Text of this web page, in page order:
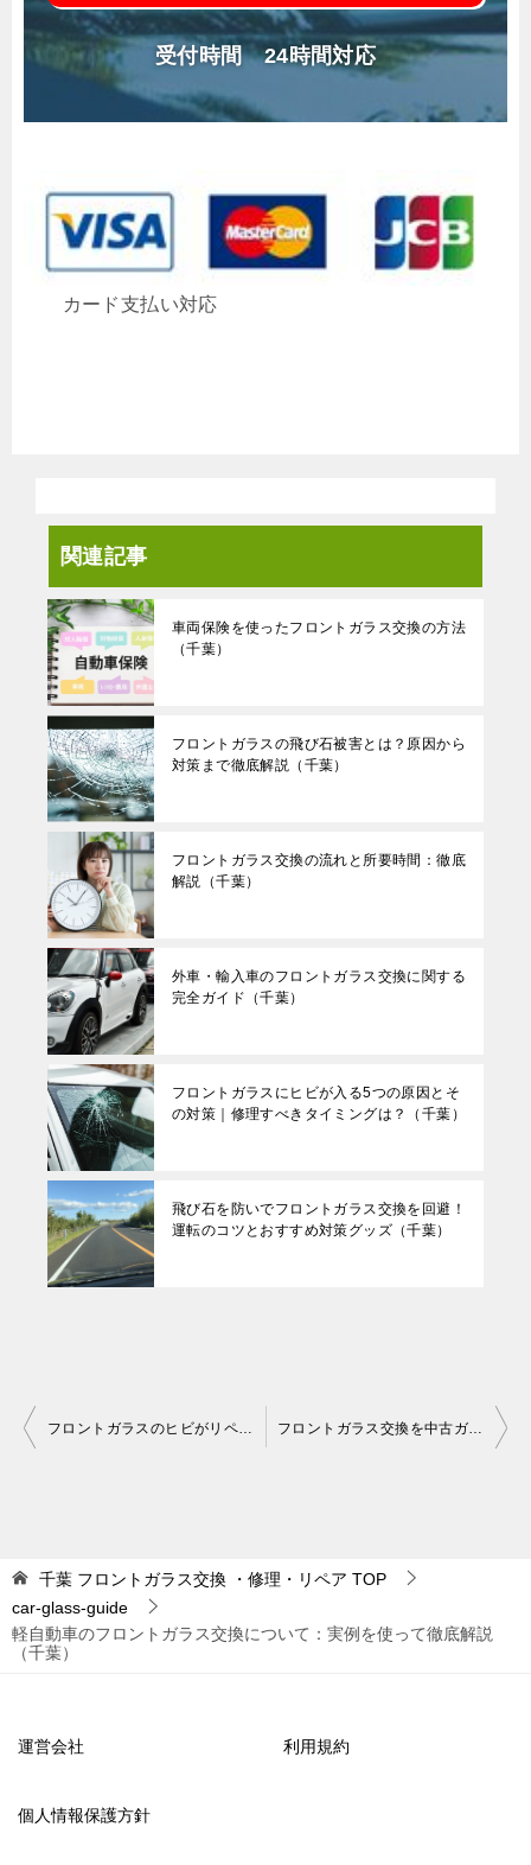
受付時間 24時間対応
カード支払い対応
関連記事
車両保険を使ったフロントガラス交換の方法
（千葉）
フロントガラスの飛び石被害とは？原因から
対策まで徹底解説（千葉）
フロントガラス交換の流れと所要時間：徹底
解説（千葉）
外車・輸入車のフロントガラス交換に関する
完全ガイド（千葉）
フロントガラスにヒビが入る5つの原因とそ
の対策｜修理すべきタイミングは？（千葉）
飛び石を防いでフロントガラス交換を回避！
運転のコツとおすすめ対策グッズ（千葉）
投
ゲ
ー
シ
フロントガラスのヒビがリペアで済む場合と交換になる場合：完全ガイド（千葉） フロントガラス交換を中古ガラスで検討する方へ：知っておきたいポイントと選択肢（千葉）
千葉 フロントガラス交換 ・修理・リペア TOP
car-glass-guide
軽自動車のフロントガラス交換について：実例を使って徹底解説
（千葉）
運営会社 利用規約
個人情報保護方針